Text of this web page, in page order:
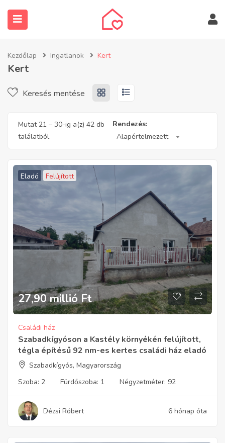
Kezdőlap Ingatlanok Kert
Kert
Keresés mentése
Mutat 21 – 30-ig a(z) 42 db
találatból.
Rendezés:
Alapértelmezett
Eladó Felújított
27,90 millió Ft
Családi ház
Szabadkígyóson a Kastély környékén felújított,
tégla építésű 92 nm-es kertes családi ház eladó
Szabadkígyós, Magyarország
Szoba: 2 Fürdőszoba: 1 Négyzetméter: 92
Dézsi Róbert 6 hónap óta